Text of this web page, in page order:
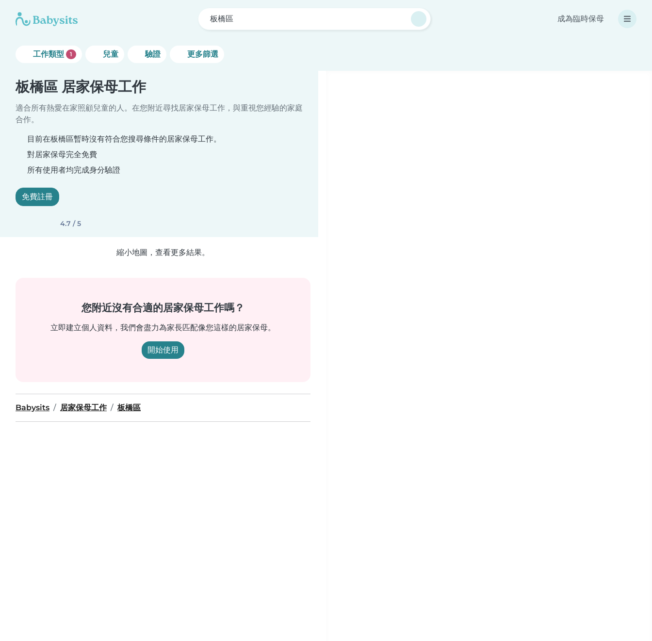
板橋區 成為臨時保母
工作類型 1 兒童 驗證 更多篩選
板橋區 居家保母工作
適合所有熱愛在家照顧兒童的人。在您附近尋找居家保母工作，與重視您經驗的家庭
合作。
目前在板橋區暫時沒有符合您搜尋條件的居家保母工作。
對居家保母完全免費
所有使用者均完成身分驗證
免費註冊
4.7 / 5
縮小地圖，查看更多結果。
您附近沒有合適的居家保母工作嗎？
立即建立個人資料，我們會盡力為家長匹配像您這樣的居家保母。
開始使用
Babysits 居家保母工作 板橋區